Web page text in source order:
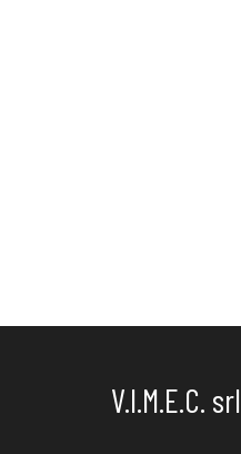
V.I.M.E.C. srl